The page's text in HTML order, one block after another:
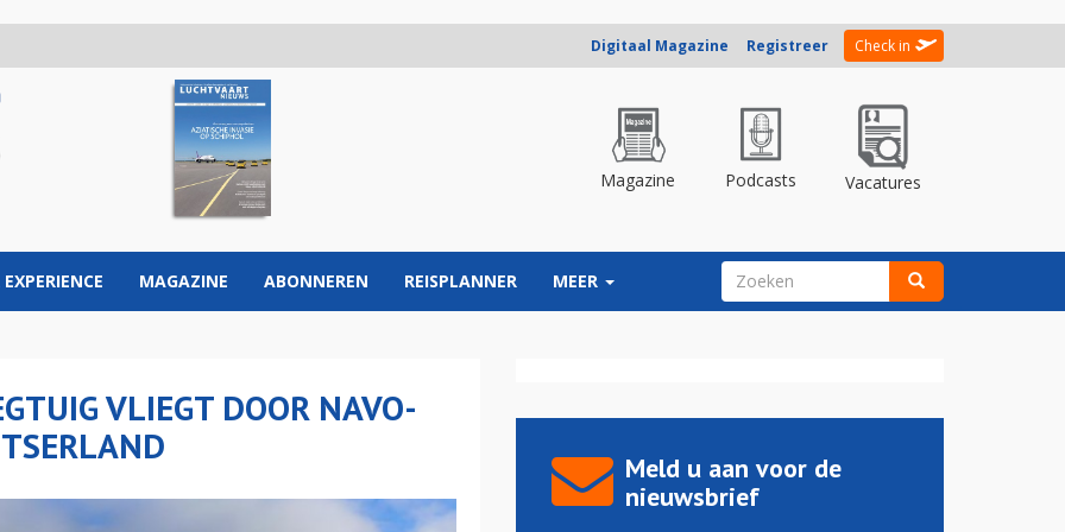
Digitaal Magazine Registreer Check in
Magazine Podcasts Vacatures
EXPERIENCE MAGAZINE ABONNEREN REISPLANNER MEER ZOEKVELD
VLIEGT DOOR NAVO-
Meld u aan voor de
nieuwsbrief